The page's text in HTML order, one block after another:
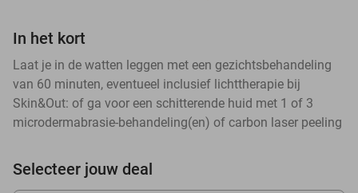
In het kort
Laat je in de watten leggen met een gezichtsbehandeling
van 60 minuten, eventueel inclusief lichttherapie bij
Skin&Out: of ga voor een schitterende huid met 1 of 3
microdermabrasie-behandeling(en) of carbon laser peeling
Selecteer jouw deal